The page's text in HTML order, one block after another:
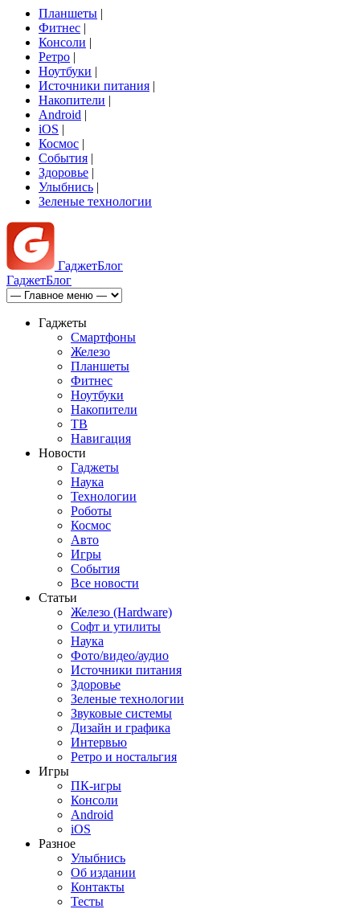
Планшеты |
Фитнес |
Консоли |
Ретро |
Ноутбуки |
Источники питания |
Накопители |
Android |
iOS |
Космос |
События |
Здоровье |
Улыбнись |
Зеленые технологии
ГаджетБлог
ГаджетБлог
Гаджеты
Смартфоны
Железо
Планшеты
Фитнес
Ноутбуки
Накопители
ТВ
Навигация
Новости
Гаджеты
Наука
Технологии
Роботы
Космос
Авто
Игры
События
Все новости
Статьи
Железо (Hardware)
Софт и утилиты
Наука
Фото/видео/аудио
Источники питания
Здоровье
Зеленые технологии
Звуковые системы
Дизайн и графика
Интервью
Ретро и ностальгия
Игры
ПК-игры
Консоли
Android
iOS
Разное
Улыбнись
Об издании
Контакты
Тесты